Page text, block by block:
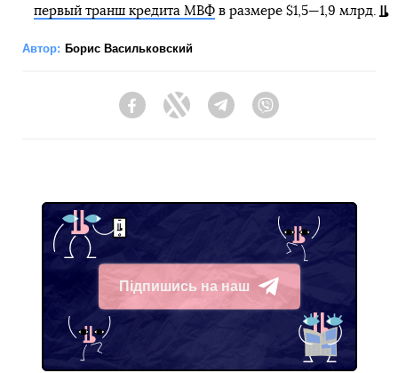
первый транш кредита МВФв размере $1,5—1,9 млрд.
Автор: Борис Васильковский
FacebookTwitter Telegram
Підпишись на наш
Telegram